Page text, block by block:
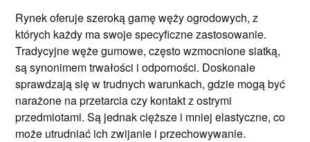
Rynek oferuje szeroką gamę węży ogrodowych, z
których każdy ma swoje specyficzne zastosowanie.
Tradycyjne węże gumowe, często wzmocnione siatką,
są synonimem trwałości i odporności. Doskonale
sprawdzają się w trudnych warunkach, gdzie mogą być
narażone na przetarcia czy kontakt z ostrymi
przedmiotami. Są jednak cięższe i mniej elastyczne, co
może utrudniać ich zwijanie i przechowywanie.